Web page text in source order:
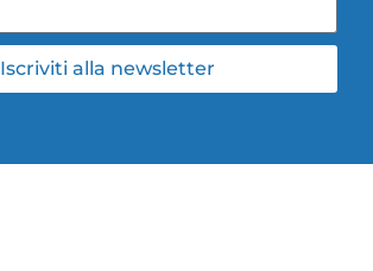
Iscriviti alla newsletter